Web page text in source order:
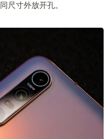
尺寸外放开孔。